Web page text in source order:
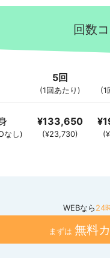
回数
5回
(1回あたり) (1
なし)
¥133,650
(¥23,730)
WEBなら24
まずは 無料